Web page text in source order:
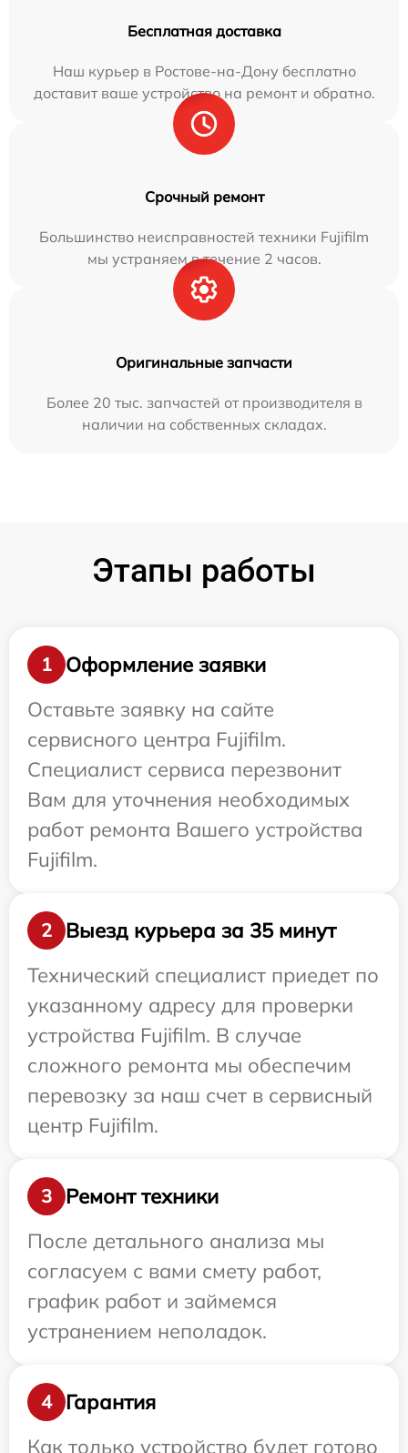
Бесплатная доставка
Наш курьер в Ростове-на-Дону бесплатно
доставит ваше устройство на ремонт и обратно.
Срочный ремонт
Большинство неисправностей техники Fujifilm
мы устраняем в течение 2 часов.
Оригинальные запчасти
Более 20 тыс. запчастей от производителя в
наличии на собственных складах.
Этапы работы
1
Оформление заявки
Оставьте заявку на сайте
сервисного центра Fujifilm.
Специалист сервиса перезвонит
Вам для уточнения необходимых
работ ремонта Вашего устройства
Fujifilm.
2
Выезд курьера за 35 минут
Технический специалист приедет по
указанному адресу для проверки
устройства Fujifilm. В случае
сложного ремонта мы обеспечим
перевозку за наш счет в сервисный
центр Fujifilm.
3
Ремонт техники
После детального анализа мы
согласуем с вами смету работ,
график работ и займемся
устранением неполадок.
4
Гарантия
Как только устройство будет готово